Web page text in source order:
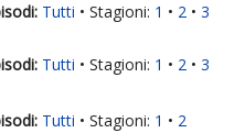
Tutti Stagioni: 1 2
3
Tutti Stagioni: 1 2
3
Tutti Stagioni: 1
2